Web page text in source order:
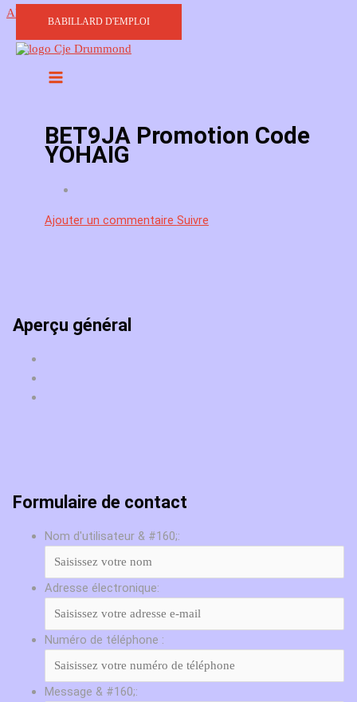
Aller au contenu
BABILLARD D'EMPLOI
BET9JA Promotion Code
YOHAIG
Ajouter un commentaire Suivre
Aperçu général
Formulaire de contact
Nom d'utilisateur & #160;:
Adresse électronique:
Numéro de téléphone :
Message & #160;: